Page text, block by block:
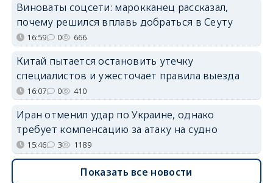
Виноваты соцсети: марокканец рассказал,
почему решился вплавь добраться в Сеуту
16:59 0 666
Китай пытается остановить утечку
специалистов и ужесточает правила выезда
16:07 0 410
Иран отменил удар по Украине, однако
требует компенсацию за атаку на судно
15:46 3 1189
Показать все новости